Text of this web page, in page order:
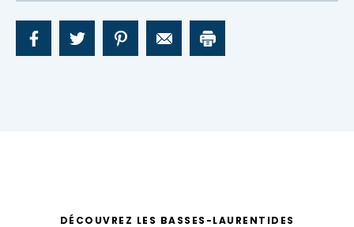
DÉCOUVREZ LES BASSES-LAURENTIDES